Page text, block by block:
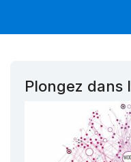
Plongez dans